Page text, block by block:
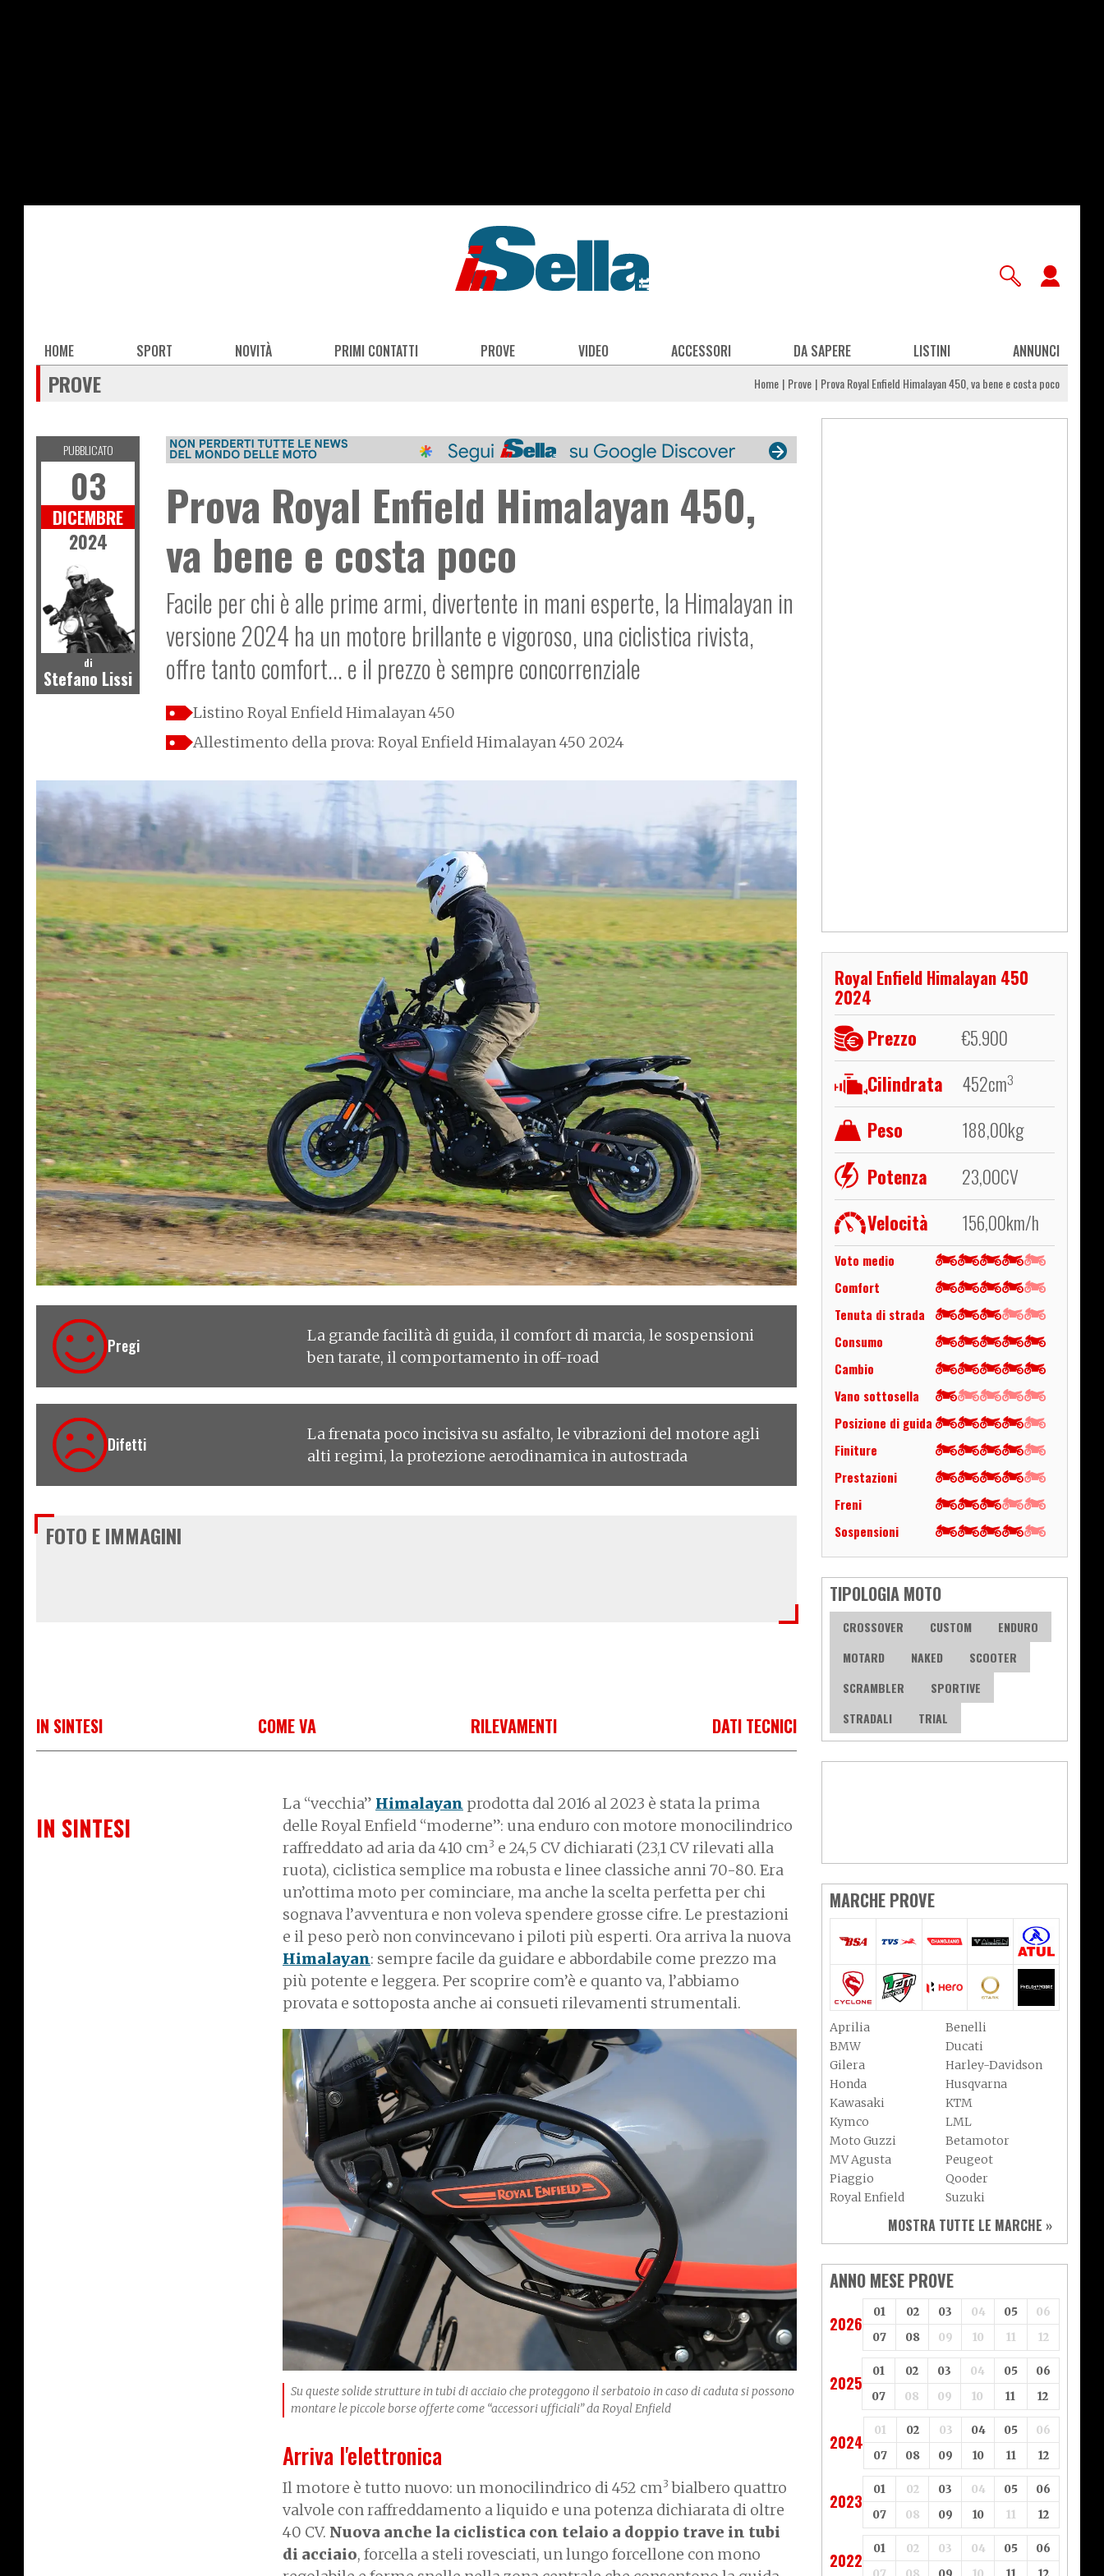
Main
navigation
HOME SPORT NOVITÀ PRIMI CONTATTI PROVE VIDEO ACCESSORI DA SAPERE LISTINI ANNUNCI
PROVE Home Prove Prova Royal Enfield Himalayan 450, va bene e costa poco
Prova Royal Enfield Himalayan 450,
va bene e costa poco
Facile per chi è alle prime armi, divertente in mani esperte, la Himalayan in
versione 2024 ha un motore brillante e vigoroso, una ciclistica rivista,
offre tanto comfort... e il prezzo è sempre concorrenziale
Listino Royal Enfield Himalayan 450
Allestimento della prova: Royal Enfield Himalayan 450 2024
PUBBLICATO
03
DICEMBRE
2024
di
Stefano Lissi
€ 5.900
Pregi
La grande facilità di guida, il comfort di marcia, le sospensioni
ben tarate, il comportamento in off-road
Difetti
La frenata poco incisiva su asfalto, le vibrazioni del motore agli
alti regimi, la protezione aerodinamica in autostrada
FOTO E IMMAGINI
IN SINTESI COME VA RILEVAMENTI DATI TECNICI
IN SINTESI
La “vecchia” Himalayan prodotta dal 2016 al 2023 è stata la prima
delle Royal Enfield “moderne”: una enduro con motore monocilindrico
raffreddato ad aria da 410 cm3 e 24,5 CV dichiarati (23,1 CV rilevati alla
ruota), ciclistica semplice ma robusta e linee classiche anni 70-80. Era
un’ottima moto per cominciare, ma anche la scelta perfetta per chi
sognava l’avventura e non voleva spendere grosse cifre. Le prestazioni
e il peso però non convincevano i piloti più esperti. Ora arriva la nuova
Himalayan: sempre facile da guidare e abbordabile come prezzo ma
più potente e leggera. Per scoprire com’è e quanto va, l’abbiamo
provata e sottoposta anche ai consueti rilevamenti strumentali.
I
m
a
g
Su queste solide strutture in tubi di acciaio che proteggono il serbatoio in caso di caduta si possono
montare le piccole borse offerte come “accessori ufficiali” da Royal Enfield
Arriva l'elettronica
Il motore è tutto nuovo: un monocilindrico di 452 cm3 bialbero quattro
valvole con raffreddamento a liquido e una potenza dichiarata di oltre
40 CV. Nuova anche la ciclistica con telaio a doppio trave in tubi
di acciaio, forcella a steli rovesciati, un lungo forcellone con mono
Royal Enfield Himalayan 450
2024
Prezzo €5.900
Cilindrata
452cm3
Peso 188,00kg
Potenza
23,00CV
Velocità
156,00km/h
Voto medio
Comfort
Tenuta di strada
Consumo
Cambio
Vano sottosella
Posizione di guida
Finiture
Prestazioni
Freni
Sospensioni
TIPOLOGIA MOTO
CROSSOVER CUSTOM
ENDURO
MOTARD
NAKED
SCOOTER
SCRAMBLER
SPORTIVE
STRADALI
TRIAL
MARCHE PROVE
Aprilia
Benelli
BMW
Ducati
Gilera
Harley-Davidson
Honda
Husqvarna
Kawasaki
KTM
Kymco
LML
Moto Guzzi
Betamotor
MV Agusta
Peugeot
Piaggio
Qooder
Royal Enfield
Suzuki
Triumph
Yamaha
Aeon
Aspes
Axy
Baotian
MOSTRA TUTTE LE MARCHE »
ANNO MESE PROVE
2026
01 02 03 04 05
06
07
08 09 10 11 12
2025
01 02 03 04 05
06
07
08 09 10 11 12
2024
01 02 03 04 05
06
07
08 09 10 11 12
2023
01 02 03 04 05
06
07
08 09 10 11 12
2022
01 02 03 04 05
06